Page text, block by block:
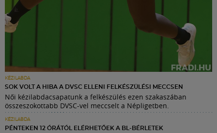
KÉZILABDA
SOK VOLT A HIBA A DVSC ELLENI FELKÉSZÜLÉSI MECCSEN
Női kézilabdacsapatunk a felkészülés ezen szakaszában
összeszokottabb DVSC-vel meccselt a Népligetben.
KÉZILABDA
PÉNTEKEN 12 ÓRÁTÓL ELÉRHETŐEK A BL-BÉRLETEK